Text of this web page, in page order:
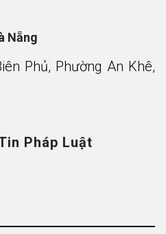
Nẵng
Phủ, Phường An Khê,
Pháp Luật